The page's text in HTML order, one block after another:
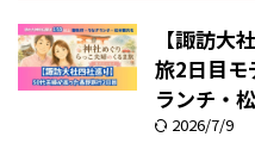
【諏訪大
旅2日目モ
ランチ・
2026/7/9